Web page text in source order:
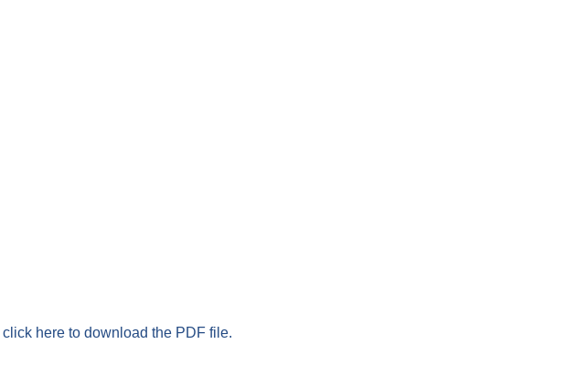
click here to download the PDF file.